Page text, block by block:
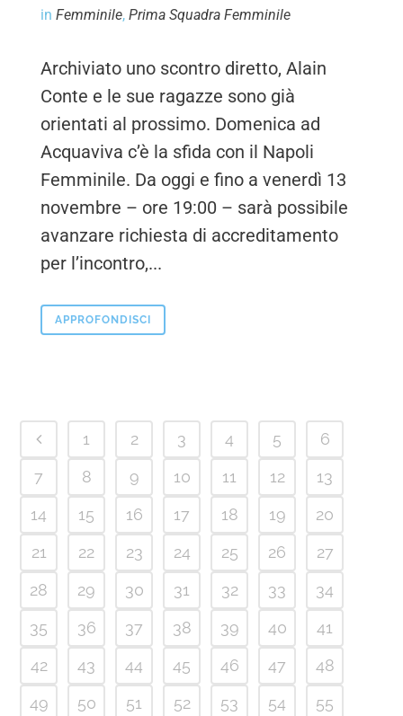
inFemminile,Prima Squadra Femminile
Archiviato uno scontro diretto, Alain
Conte e le sue ragazze sono già
orientati al prossimo. Domenica ad
Acquaviva c’è la sfida con il Napoli
Femminile. Da oggi e fino a venerdì 13
novembre – ore 19:00 – sarà possibile
avanzare richiesta di accreditamento
per l’incontro,...
APPROFONDISCI
1 2 3 4 5
6
7
8 9 10 11 12
13
14
15 16 17 18 19
20
21
22 23 24 25 26
27
28
29 30 31 32 33
34
35
36 37 38 39 40
41
42
43 44 45 46 47
48
49
50 51 52 53 54
55